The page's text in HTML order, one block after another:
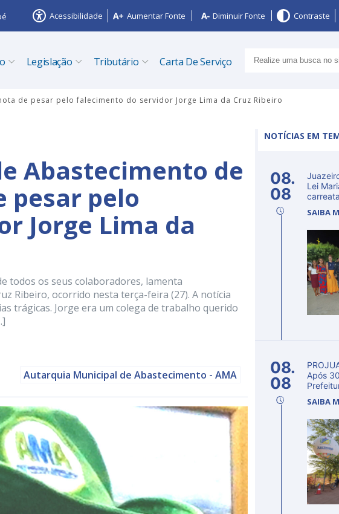
Acessibilidade Aumentar Fonte Diminuir Fonte Contraste
Legislação Tributário Carta De Serviço
de pesar pelo falecimento do servidor Jorge Lima da Cruz Ribeiro
Abastecimento de
pesar pelo
Jorge Lima da
todos os seus colaboradores, lamenta
Ribeiro, ocorrido nesta terça-feira (27). A notícia
trágicas. Jorge era um colega de trabalho querido
Autarquia Municipal de Abastecimento - AMA
NOTÍCIAS EM
08.
08
Lei
SAIBA
08.
08
Após
SAIBA